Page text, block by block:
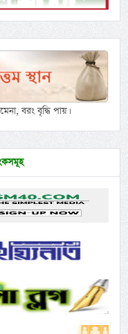
বরং বৃদ্ধি পায়।